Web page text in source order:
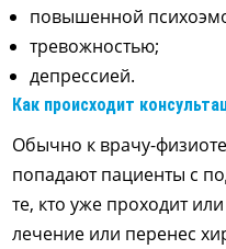
повышенной
тревожностью;
депрессией.
Как происходит
Обычно к врачу-
попадают пациенты с
те, кто уже проходит
лечение или перенес